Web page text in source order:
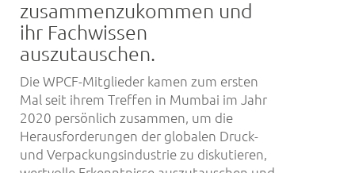
zusammenzukommen und
ihr Fachwissen
auszutauschen.
Die WPCF-Mitglieder kamen zum ersten
Mal seit ihrem Treffen in Mumbai im Jahr
2020 persönlich zusammen, um die
Herausforderungen der globalen Druck-
und Verpackungsindustrie zu diskutieren,